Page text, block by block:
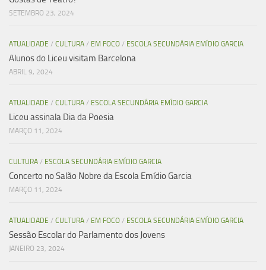
SETEMBRO 23, 2024
ATUALIDADE / CULTURA / EM FOCO / ESCOLA SECUNDÁRIA EMÍDIO GARCIA
Alunos do Liceu visitam Barcelona
ABRIL 9, 2024
ATUALIDADE / CULTURA / ESCOLA SECUNDÁRIA EMÍDIO GARCIA
Liceu assinala Dia da Poesia
MARÇO 11, 2024
CULTURA / ESCOLA SECUNDÁRIA EMÍDIO GARCIA
Concerto no Salão Nobre da Escola Emídio Garcia
MARÇO 11, 2024
ATUALIDADE / CULTURA / EM FOCO / ESCOLA SECUNDÁRIA EMÍDIO GARCIA
Sessão Escolar do Parlamento dos Jovens
JANEIRO 23, 2024